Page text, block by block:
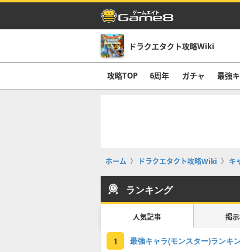
ドラクエタクト攻略Wiki
攻略TOP 6周年 ガチャ 最強
ホーム ドラクエタクト攻略Wiki キ
ランキング
人気記事 掲
1 最強キャラ(モンスター)ランキ